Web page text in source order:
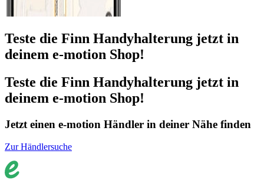
Teste die Finn Handyhalterung jetzt in
deinem e-motion Shop!
Teste die Finn Handyhalterung jetzt in
deinem e-motion Shop!
Jetzt einen e-motion Händler in deiner Nähe finden
Zur Händlersuche